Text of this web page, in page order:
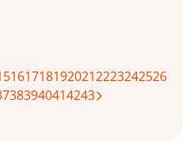
1617181920212223242526
383940414243